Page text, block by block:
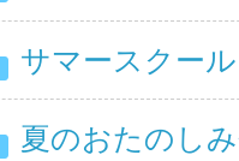
サマースクー
夏のおたのし